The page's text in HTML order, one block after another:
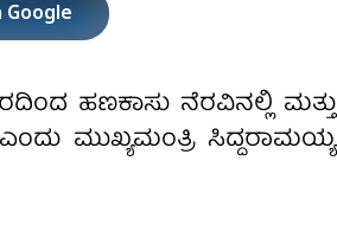
ಹಣಕಾಸು ನೆರವಿನಲ್ಲಿ ಮತ್ತು
ಎಂದು ಮುಖ್ಯಮಂತ್ರಿ ಸಿದ್ದರಾಮಯ್ಯ